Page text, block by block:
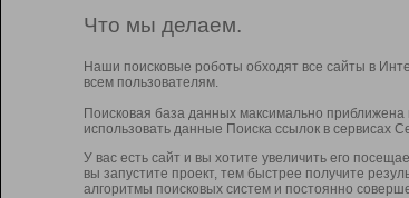
Что мы делаем.
Наши поисковые роботы обходят все сайты в
всем пользователям.
Поисковая база данных максимально
использовать данные Поиска ссылок в сервисах
У вас есть сайт и вы хотите увеличить его
вы запустите проект, тем быстрее получите
алгоритмы поисковых систем и постоянно